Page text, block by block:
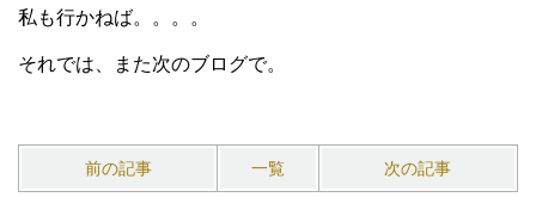
私も行かねば。。。。
それでは、また次のブログで。
前の記事 一覧 次の記事